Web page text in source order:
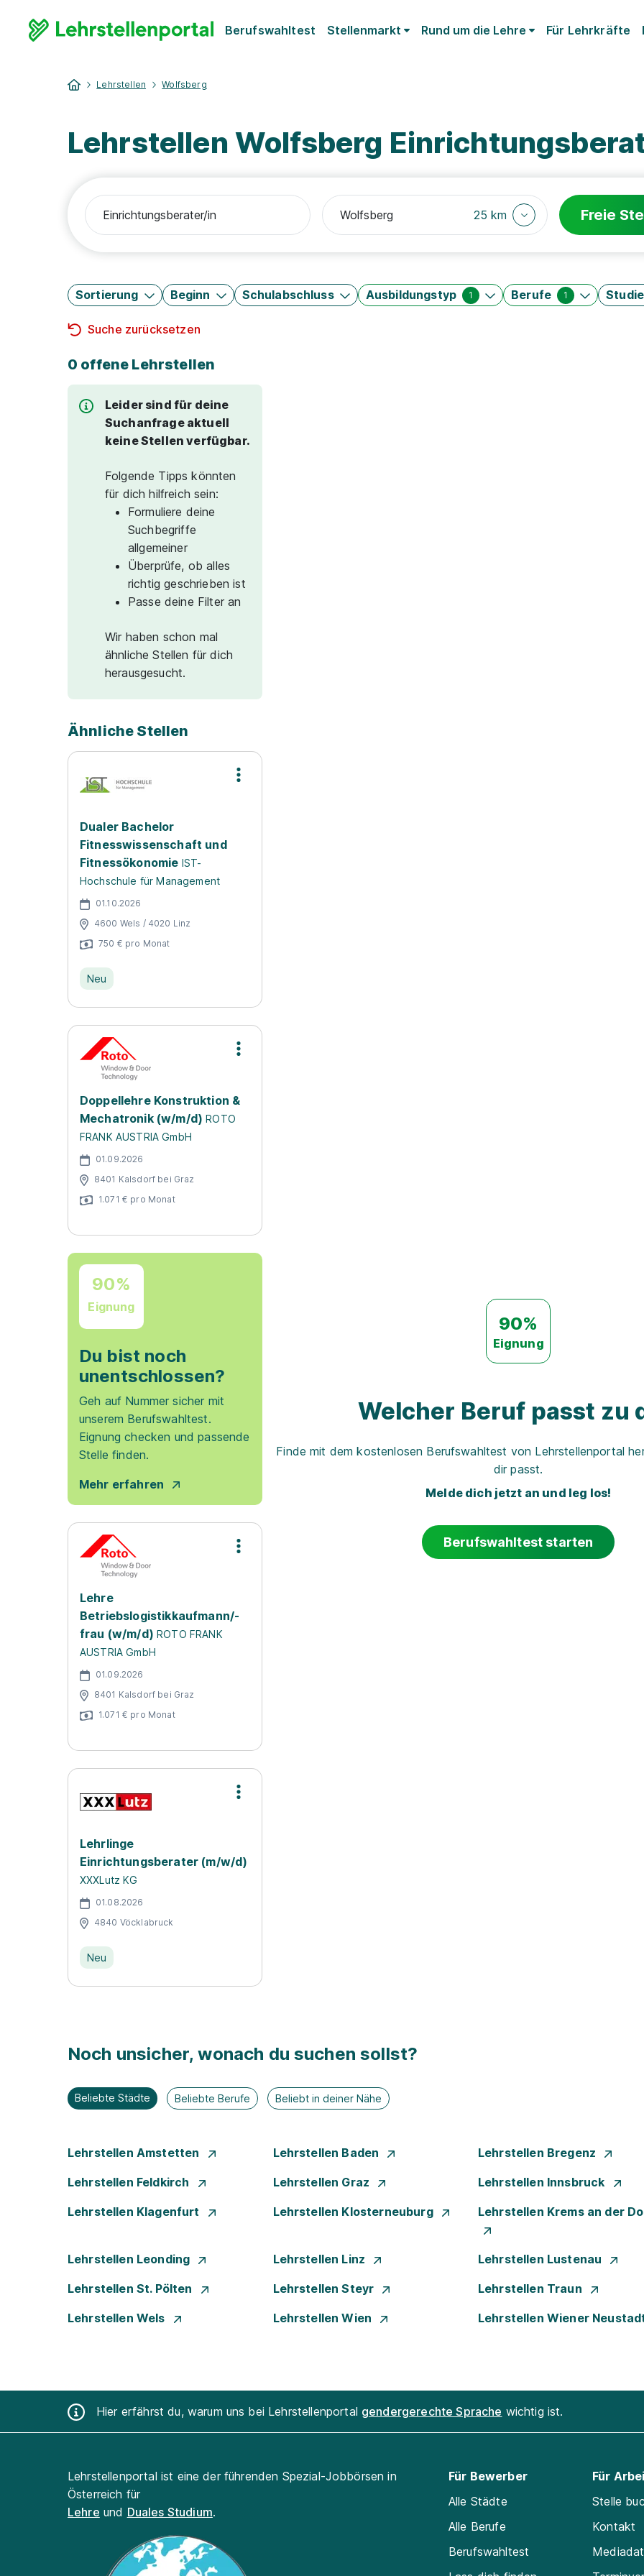
Berufswahltest Stellenmarkt Rund um die Lehre Für Lehrkräfte
Lehrstellen Wolfsberg
Lehrstellen Wolfsberg
25 km Freie
Sortierung Beginn Schulabschluss Ausbildungstyp 1 Berufe 1
Suche zurücksetzen
0 offene Lehrstellen
Leider sind für deine
Suchanfrage aktuell
keine Stellen verfügbar.
Folgende Tipps könnten
für dich hilfreich sein:
Formuliere deine
Suchbegriffe
allgemeiner
Überprüfe, ob alles
richtig geschrieben ist
Passe deine Filter an
Wir haben schon mal
ähnliche Stellen für dich
herausgesucht.
Ähnliche Stellen
Dualer Bachelor
Fitnesswissenschaft und
Fitnessökonomie IST-
Hochschule für Management
01.10.2026
4600 Wels / 4020 Linz
750 € pro Monat
Neu
Doppellehre Konstruktion &
Mechatronik (w/m/d) ROTO
FRANK AUSTRIA GmbH
01.09.2026
8401 Kalsdorf bei Graz
1.071 € pro Monat
90%
Eignung
Du bist noch
unentschlossen?
Geh auf Nummer sicher mit
unserem Berufswahltest.
Eignung checken und passende
Stelle finden.
Mehr erfahren
Lehre
Betriebslogistikkaufmann/-
frau (w/m/d) ROTO FRANK
AUSTRIA GmbH
01.09.2026
8401 Kalsdorf bei Graz
1.071 € pro Monat
Lehrlinge
Einrichtungsberater (m/w/d)
XXXLutz KG
01.08.2026
4840 Vöcklabruck
Neu
90%
Eignung
Welcher Beruf passt zu
Finde mit dem kostenlosen Berufswahltest von Lehrstellenportal
dir passt.
Melde dich jetzt an und leg los!
Berufswahltest starten
Noch unsicher, wonach du suchen sollst?
Beliebte Städte Beliebte Berufe Beliebt in deiner Nähe
Lehrstellen Amstetten Lehrstellen Baden Lehrstellen Bregenz
Lehrstellen Feldkirch Lehrstellen Graz Lehrstellen Innsbruck
Lehrstellen Klagenfurt Lehrstellen Klosterneuburg Lehrstellen Krems an der
Lehrstellen Leonding Lehrstellen Linz Lehrstellen Lustenau
Lehrstellen St. Pölten Lehrstellen Steyr Lehrstellen Traun
Lehrstellen Wels Lehrstellen Wien Lehrstellen Wiener
Hier erfährst du, warum uns bei Lehrstellenportal gendergerechte Sprache wichtig ist.
Lehrstellenportal ist eine der führenden Spezial-Jobbörsen in
Österreich für
Lehre und Duales Studium.
Für Bewerber
Alle Städte
Alle Berufe
Berufswahltest
Für
Stelle
Kontakt